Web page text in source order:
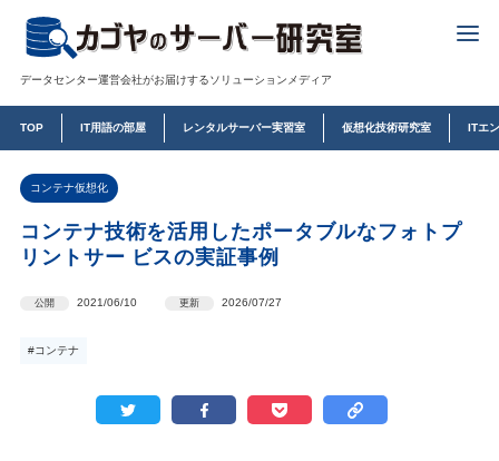
データセンター運営会社がお届けするソリューションメディア
TOP IT用語の部屋 レンタルサーバー実習室 仮想化技術研究室 ITエ
コンテナ仮想化
コンテナ技術を活⽤したポータブルなフォトプ
リントサー ビスの実証事例
公開 2021/06/10 更新 2026/07/27
#コンテナ